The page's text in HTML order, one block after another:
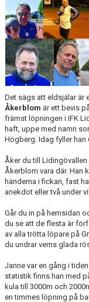
Det sägs att eldsjälar är
Åkerblom är ett bevis
främst löpningen i IFK
haft, uppe med namn
Högberg. Idag fyller han
Åker du till
Åkerblom vara där. Han
händerna i fickan, fast
anekdot eller två under
Går du in på hemsidan
du se att de flesta är
av alla trötta löpare på
du undrar vems glada
Janne var en gång i
statistik finns han med
kula till 3000m och
en timmes löpning på